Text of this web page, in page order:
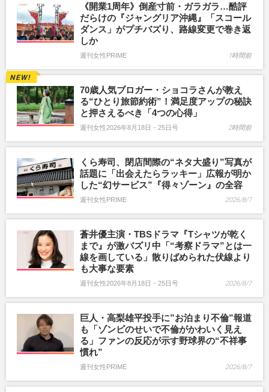
《開業1周年》倒産寸前・ガラガラ…酷評
だらけの『ジャングリア沖縄』「スコール
ダンス」がプチバズり、路線変更で巻き返
しか
週刊女性PRIME 1時間前
70歳人気ブロガー・ショコラさんが教え
る“ひとり旅節約術”！満足度アップの秘訣
と押さえるべき「4つの心得」
週刊女性2026年8月18日・25日号 2時間前
くら寿司、閉店間際の“ネタ大盛り”写真が
話題に「出会えたらラッキー」広報が明か
した“幻サービス”『得々ゾーン』の全容
週刊女性PRIME 2026/8/7
蒼井優主演・TBSドラマ『Tシャツが乾く
まで』が激バズリ中「“考察ドラマ”とは一
線を画している」散りばめられた伏線より
も大事な要素
週刊女性2026年8月18日・25日号 2026/8/7
巨人・高梨雄平投手に”お泊まり不倫”報道
も「ゾンビのせいで不倫がかわいく見え
る」ファンの反応が示す野球界の“不祥事
慣れ”
週刊女性PRIME 2026/8/7